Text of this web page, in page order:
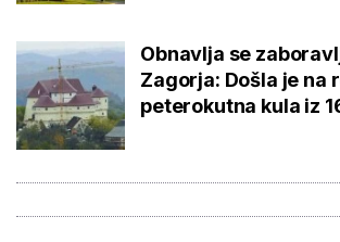
Obnavlja se
Zagorja: Došla je na
peterokutna kula iz